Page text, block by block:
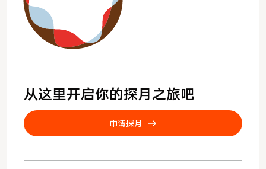
从这里开启你的探月之旅吧
申请探月